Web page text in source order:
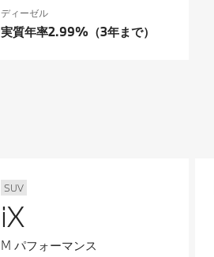
ディーゼル
実質年率2.99%（3年まで）
SUV
iX
M パフォーマンス